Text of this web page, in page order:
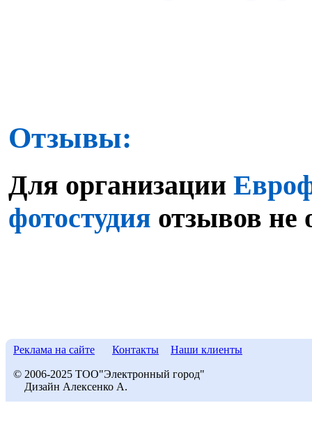
Отзывы:
Для организации
фотостудия отзывов не
Реклама на сайте Контакты Наши клиенты
© 2006-2025 ТОО"Электронный город"
Дизайн Алексенко А.